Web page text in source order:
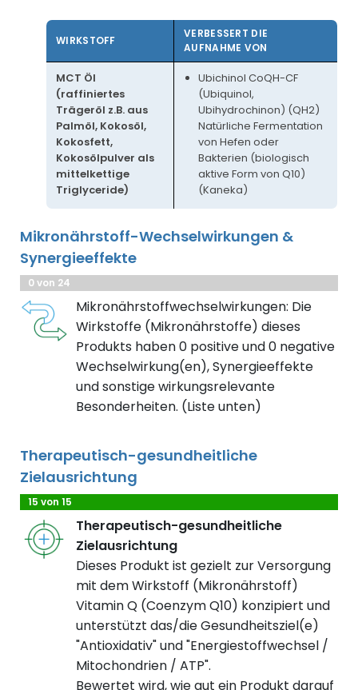
WIRKSTOFF
VERBESSERT DIE
AUFNAHME VON
MCT Öl
(raffiniertes
Trägeröl z.B. aus
Palmöl, Kokosöl,
Kokosfett,
Kokosölpulver als
mittelkettige
Triglyceride)
Ubichinol CoQH-CF
(Ubiquinol,
Ubihydrochinon) (QH2)
Natürliche Fermentation
von Hefen oder
Bakterien (biologisch
aktive Form von Q10)
(Kaneka)
Mikronährstoff-Wechselwirkungen &
Synergieeffekte
0 von 24
Mikronährstoffwechselwirkungen: Die
Wirkstoffe (Mikronährstoffe) dieses
Produkts haben 0 positive und 0 negative
Wechselwirkung(en), Synergieeffekte
und sonstige wirkungsrelevante
Besonderheiten. (Liste unten)
Therapeutisch-gesundheitliche
Zielausrichtung
15 von 15
Therapeutisch-gesundheitliche
Zielausrichtung
Dieses Produkt ist gezielt zur Versorgung
mit dem Wirkstoff (Mikronährstoff)
Vitamin Q (Coenzym Q10) konzipiert und
unterstützt das/die Gesundheitsziel(e)
"Antioxidativ" und "Energiestoffwechsel /
Mitochondrien / ATP".
Bewertet wird, wie gut ein Produkt darauf